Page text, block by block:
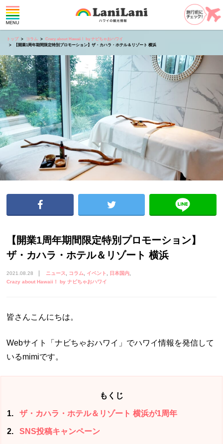
トップ コラム
Crazy about Hawaii！ by ナビちゃおハワイ
【開業1周年期間限定特別プロモーション】ザ・カハラ・ホテル＆リゾート 横浜
【開業1周年期間限定特別プロモーション】
ザ・カハラ・ホテル＆リゾート 横浜
2021.08.28 ニュース コラム イベント
日本国内
Crazy about Hawaii！ by ナビちゃおハワイ
皆さんこんにちは。
Webサイト「ナビちゃおハワイ」でハワイ情報を発信して
いるmimiです。
もくじ
1 ザ・カハラ・ホテル＆リゾート 横浜が1周年
2 SNS投稿キャンペーン